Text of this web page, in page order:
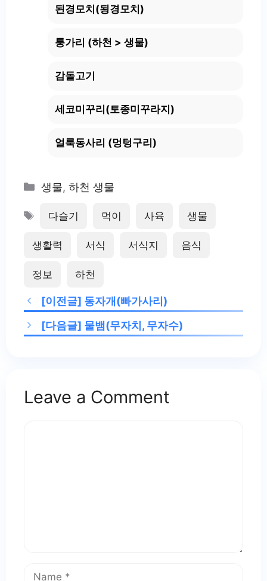
된경모치(됭경모치)
퉁가리 (하천 > 생물)
감돌고기
세코미꾸리(토종미꾸라지)
얼룩동사리 (멍텅구리)
Categories
생물, 하천 생물
Tags
다슬기 먹이 사육 생물
생활력 서식 서식지 음식
정보 하천
[이전글] 동자개(빠가사리)
[다음글] 물뱀(무자치, 무자수)
Leave a Comment